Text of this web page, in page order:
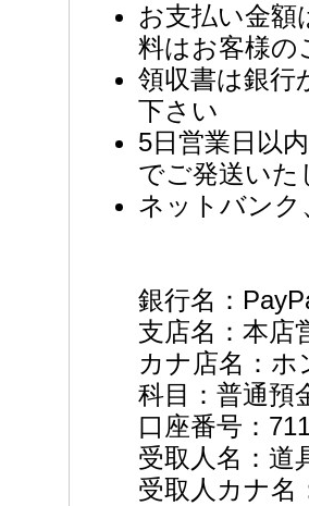
お支払い金額
料はお客様の
領収書は銀行
下さい
5日営業日以
でご発送いた
ネットバンク
銀行名：
支店名：本店
カナ店名：ホ
科目：普通預
口座番号：
受取人名：道
受取人カナ名